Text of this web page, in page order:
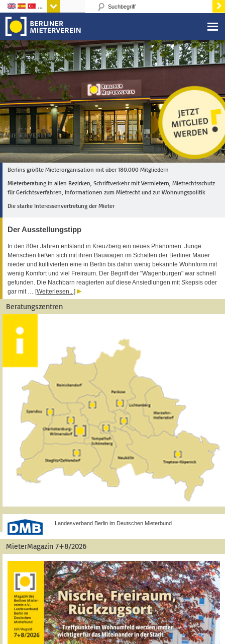
Sprachen
Berlins größte Mieterorganisation mit über 180.000 Mitgliedern
Mieterberatung in allen Bezirken, Schriftverkehr mit Vermietern, Mietrechtsschutz
für Gerichtsverfahren, Informationen zum Mietrecht und zur Wohnungspolitik
Die starke Interessenvertretung der Mieter
Der Ausstellungstipp
In den 80er Jahren entstand in Kreuzberg ein neues Phänomen: Junge
Menschen ließen sich mit ihren Bauwagen im Schatten der Berliner Mauer
nieder und kultivierten eine in Berlin bis dahin wenig bekannte Wohnform mit
wenig Komfort und viel Freiraum. Der Begriff der "Wagenburgen" war schnell
gefunden. Die Nachbarn reagierten auf diese Ansiedlungen mit Skepsis oder
gar mit … [Weiterlesen...]
Beratungszentren
Landesverband Berlin im Deutschen Mieterbund
MieterMagazin 7+8/2026